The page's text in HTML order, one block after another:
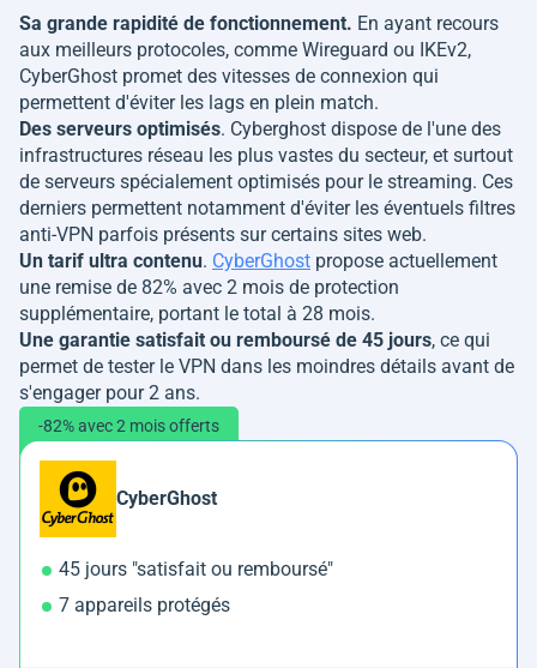
Sa grande rapidité de fonctionnement. En ayant recours
aux meilleurs protocoles, comme Wireguard ou IKEv2,
CyberGhost promet des vitesses de connexion qui
permettent d'éviter les lags en plein match.
Des serveurs optimisés. Cyberghost dispose de l'une des
infrastructures réseau les plus vastes du secteur, et surtout
de serveurs spécialement optimisés pour le streaming. Ces
derniers permettent notamment d'éviter les éventuels filtres
anti-VPN parfois présents sur certains sites web.
Un tarif ultra contenu. CyberGhost propose actuellement
une remise de 82% avec 2 mois de protection
supplémentaire, portant le total à 28 mois.
Une garantie satisfait ou remboursé de 45 jours, ce qui
permet de tester le VPN dans les moindres détails avant de
s'engager pour 2 ans.
-82% avec 2 mois offerts
CyberGhost
45 jours "satisfait ou remboursé"
7 appareils protégés